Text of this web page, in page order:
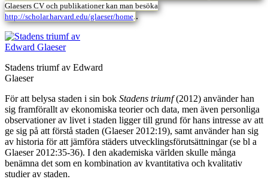
Glaesers CV och publikationer kan man besöka
http://scholar.harvard.edu/glaeser/home .
Stadens triumf av Edward
Glaeser
För att belysa staden i sin bok Stadens triumf(2012) använder han
sig framförallt av ekonomiska teorier och data, men även personliga
observationer av livet i staden ligger till grund för hans intresse av att
ge sig på att förstå staden (Glaeser 2012:19), samt använder han sig
av historia för att jämföra städers utvecklingsförutsättningar (se bl a
Glaeser 2012:35-36). I den akademiska världen skulle många
benämna det som en kombination av kvantitativa och kvalitativ
studier av staden.